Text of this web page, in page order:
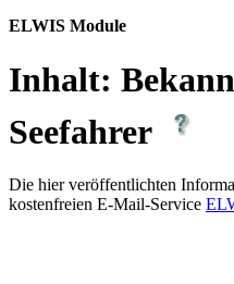
ELWIS Module
Inhalt:
Seefahrer
Die hier veröffentlichten
kostenfreien E-Mail-Service